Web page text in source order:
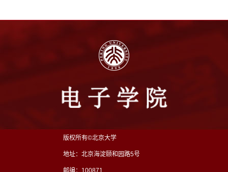
版权所有©北京大学
地址：北京海淀颐和园路5号